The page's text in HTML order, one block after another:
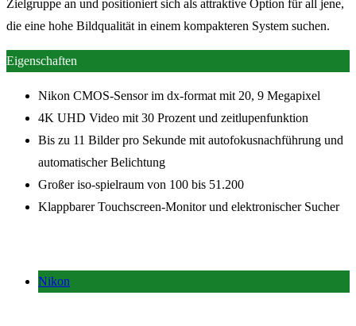
Zielgruppe an und positioniert sich als attraktive Option für all jene,
die eine hohe Bildqualität in einem kompakteren System suchen.
Eigenschaften
Nikon CMOS-Sensor im dx-format mit 20, 9 Megapixel
4K UHD Video mit 30 Prozent und zeitlupenfunktion
Bis zu 11 Bilder pro Sekunde mit autofokusnachführung und
automatischer Belichtung
Großer iso-spielraum von 100 bis 51.200
Klappbarer Touchscreen-Monitor und elektronischer Sucher
Nikon